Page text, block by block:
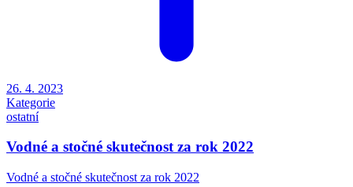
26. 4. 2023
Kategorie
ostatní
Vodné a stočné skutečnost za rok 2022
Vodné a stočné skutečnost za rok 2022